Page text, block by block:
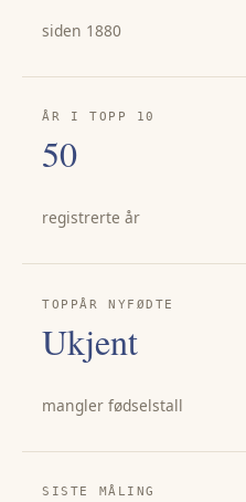
siden 1880
ÅR I TOPP 10
50
registrerte år
TOPPÅR NYFØDTE
Ukjent
mangler fødselstall
SISTE MÅLING